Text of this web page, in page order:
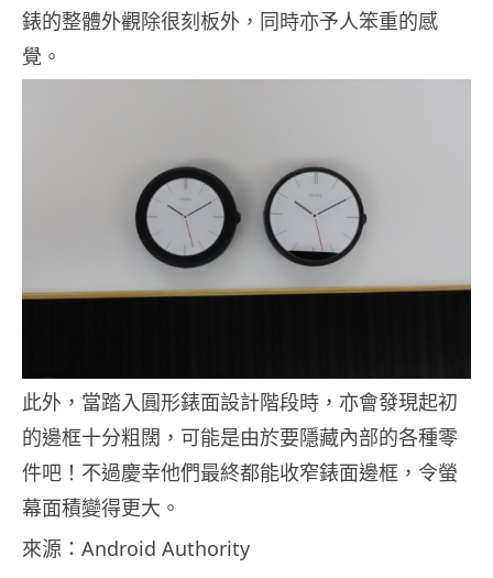
錶的整體外觀除很刻板外，同時亦予人笨重的感
覺。
此外，當踏入圓形錶面設計階段時，亦會發現起初
的邊框十分粗闊，可能是由於要隱藏內部的各種零
件吧！不過慶幸他們最終都能收窄錶面邊框，令螢
幕面積變得更大。
來源：Android Authority